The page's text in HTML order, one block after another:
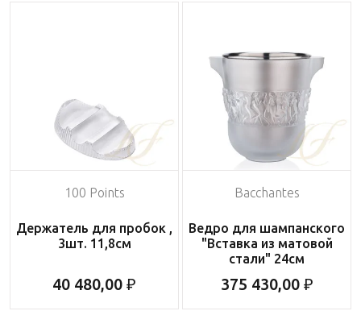
100 Points
Держатель для пробок ,
3шт. 11,8см
40 480,00 ₽
Bacchantes
Ведро для шампанского
"Вставка из матовой
стали" 24см
375 430,00 ₽